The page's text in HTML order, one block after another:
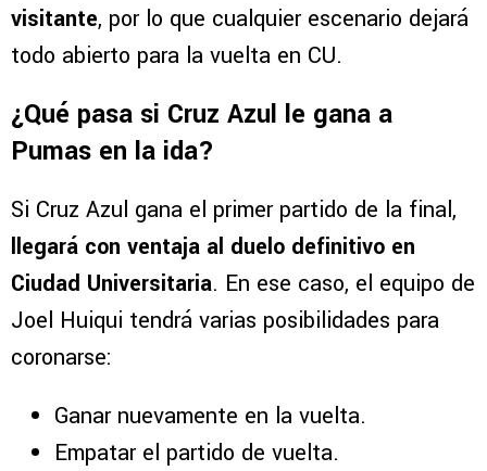
visitante, por lo que cualquier escenario dejará
todo abierto para la vuelta en CU.
¿Qué pasa si Cruz Azul le gana a
Pumas en la ida?
Si Cruz Azul gana el primer partido de la final,
llegará con ventaja al duelo definitivo en
Ciudad Universitaria. En ese caso, el equipo de
Joel Huiqui tendrá varias posibilidades para
coronarse:
Ganar nuevamente en la vuelta.
Empatar el partido de vuelta.